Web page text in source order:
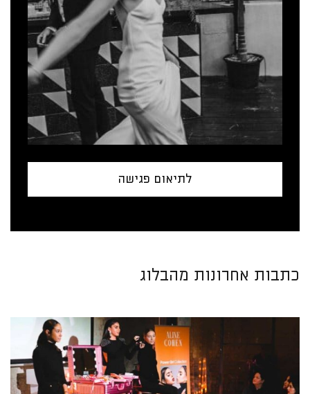
לתיאום פגישה
כתבות אחרונות מהבלוג